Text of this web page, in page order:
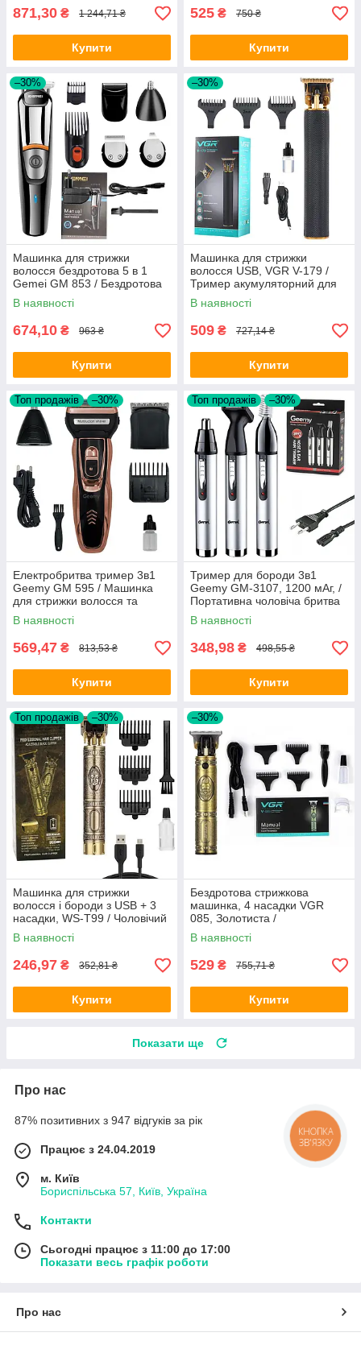
871,30 ₴ 1 244,71 ₴
Купити
525 ₴ 750 ₴
Купити
–30%
Машинка для стрижки
волосся бездротова 5 в 1
Gemei GM 853 / Бездротова
машинка для волосся
В наявності
674,10 ₴ 963 ₴
Купити
–30%
Машинка для стрижки
волосся USB, VGR V-179 /
Тример акумуляторний для
стрижки бороди
В наявності
509 ₴ 727,14 ₴
Купити
Топ продажів –30%
Електробритва тример 3в1
Geemy GM 595 / Машинка
для стрижки волосся та
бороди / Акумуляторний
тример для носа
В наявності
569,47 ₴ 813,53 ₴
Купити
Топ продажів –30%
Тример для бороди 3в1
Geemy GM-3107, 1200 мАг, /
Портативна чоловіча бритва
для обличчя, носа та вух
В наявності
348,98 ₴ 498,55 ₴
Купити
Топ продажів –30%
Машинка для стрижки
волосся і бороди з USB + 3
насадки, WS-T99 / Чоловічий
акумуляторний тример для
стрижки
В наявності
246,97 ₴ 352,81 ₴
Купити
–30%
Бездротова стрижкова
машинка, 4 насадки VGR
085, Золотиста /
Акумуляторна машинка /
Тример
В наявності
529 ₴ 755,71 ₴
Купити
Показати ще
Про нас
87% позитивних з 947 відгуків за рік
Працює з 24.04.2019
м. Київ
Бориспільська 57, Київ, Україна
Контакти
Сьогодні працює з 11:00 до 17:00
Показати весь графік роботи
Про нас
КНОПКА
ЗВ'ЯЗКУ